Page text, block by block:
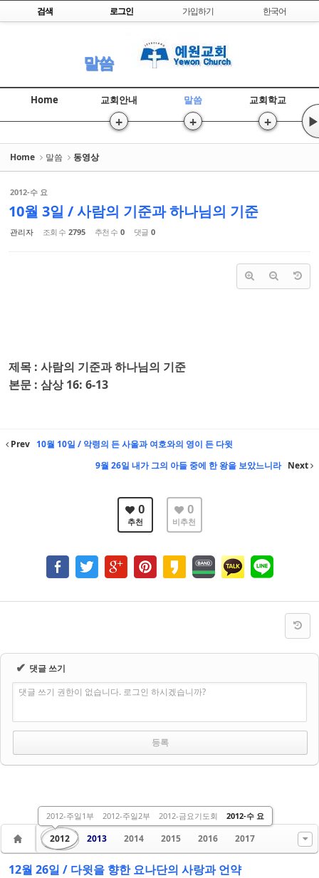
Skip to content
검색 로그인 가입하기 한국어
말씀
Home 교회안내
+
말씀
+
교회학교
+ ▶
Home 말씀 동영상
2012-수 요
10월 3일 / 사람의 기준과 하나님의 기준
관리자 조회 수 2795 추천 수 0 댓글 0
제목 : 사람의 기준과 하나님의 기준
본문 : 삼상 16: 6-13
Prev 10월 10일 / 악령의 든 사울과 여호와의 영이 든 다윗
9월 26일 내가 그의 아들 중에 한 왕을 보았느니라 Next
0
추천
0
비추천
✔ 댓글 쓰기
댓글 쓰기 권한이 없습니다. 로그인 하시겠습니까?
2012
2012-주일1부 2012-주일2부 2012-금요기도회 2012-수 요
2013 2014 2015 2016 2017
12월 26일 / 다윗을 향한 요나단의 사랑과 언약
Sketchbook5, 스케치북5
Sketchbook5, 스케치북5